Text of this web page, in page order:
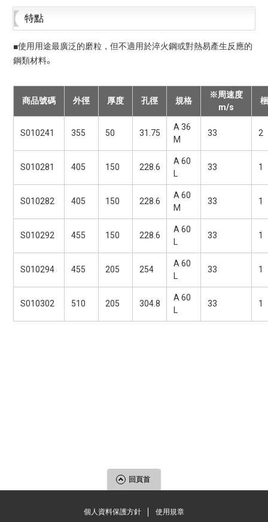
特點
■使用用途最廣泛的磨粒，但不適用於淬火鋼或對熱易產生反應的
鋼類材料。
商品號碼 外徑 厚度 孔徑 規格
※周速度
m/s
S010241 355 50 31.75
A 36
M
33 2
S010281 405 150 228.6
A 60
L
33 1
S010282 405 150 228.6
A 60
M
33 1
S010292 455 150 228.6
A 60
L
33 1
S010294 455 205 254
A 60
L
33 1
S010302 510 205 304.8
A 60
L
33 1
回頁首
個人資料保護方針 使用規章